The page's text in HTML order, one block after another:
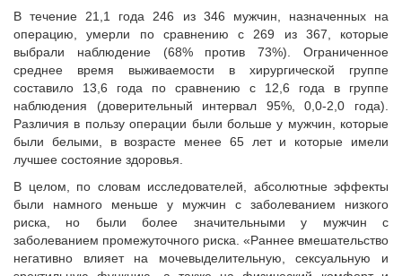
В течение 21,1 года 246 из 346 мужчин, назначенных на
операцию, умерли по сравнению с 269 из 367, которые
выбрали наблюдение (68% против 73%). Ограниченное
среднее время выживаемости в хирургической группе
составило 13,6 года по сравнению с 12,6 года в группе
наблюдения (доверительный интервал 95%, 0,0-2,0 года).
Различия в пользу операции были больше у мужчин, которые
были белыми, в возрасте менее 65 лет и которые имели
лучшее состояние здоровья.
В целом, по словам исследователей, абсолютные эффекты
были намного меньше у мужчин с заболеванием низкого
риска, но были более значительными у мужчин с
заболеванием промежуточного риска. «Раннее вмешательство
негативно влияет на мочевыделительную, сексуальную и